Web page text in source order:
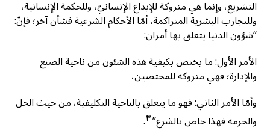
التشريع، وإنما هي متروكة للإبداع الإنسانيّ، وللحكمة الإنسانية،
وللتجارب البشرية المتراكمة، أمّا الأحكام الشرعية فشأن آخر؛ فإنّ:
“شؤون الدنيا يتعلق بها أمران:
الأمر الأول: ما يختص بكيفية هذه الشئون من ناحية الصنع
والإدارة؛ فهي متروكة للمختصين،
وأمّا الأمر الثاني: فهو ما يتعلق بالناحية التكليفية، من حيث الحل
والحرمة فهذا خاص بالشرع”٣.